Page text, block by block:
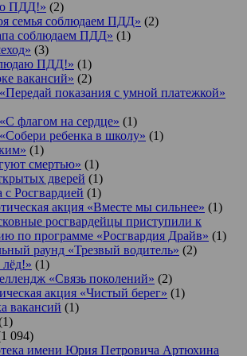
ПДД!» (2)
семья соблюдаем ПДД» (2)
соблюдаем ПДД» (1)
(3)
ПДД!» (1)
вакансий» (2)
показания с умной платежкой»
флагом на сердце» (1)
ребенка в школу» (1)
(1)
смертью» (1)
дверей (1)
с Росгвардией (1)
акция «Вместе мы сильнее» (1)
росгвардейцы приступили к
по программе «Росгвардия Драйв» (1)
раунд «Трезвый водитель» (2)
(1)
«Связь поколений» (2)
акция «Чистый берег» (1)
вакансий (1)
094)
имени Юрия Петровича Артюхина